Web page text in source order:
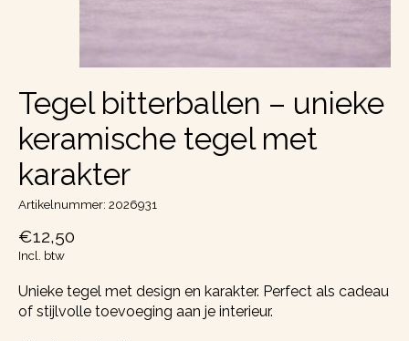
Tegel bitterballen – unieke
keramische tegel met
karakter
Artikelnummer: 2026931
€12,50
Incl. btw
Unieke tegel met design en karakter. Perfect als cadeau
of stijlvolle toevoeging aan je interieur.